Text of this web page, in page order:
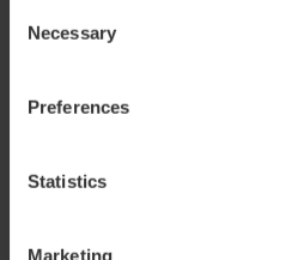
Selection
Necessary
Preferences
Statistics
Marketing
Cómo llegar
L5,L7